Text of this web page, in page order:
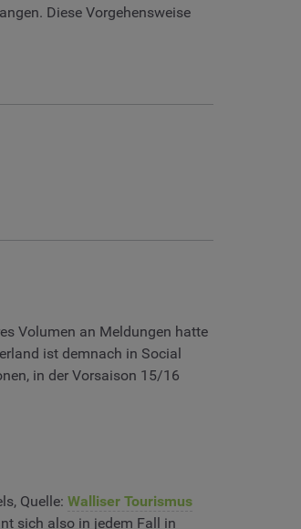
Diese Vorgehensweise
Volumen an Meldungen hatte
ist demnach in Social
in der Vorsaison 15/16
Quelle: Walliser Tourismus
sich also in jedem Fall in